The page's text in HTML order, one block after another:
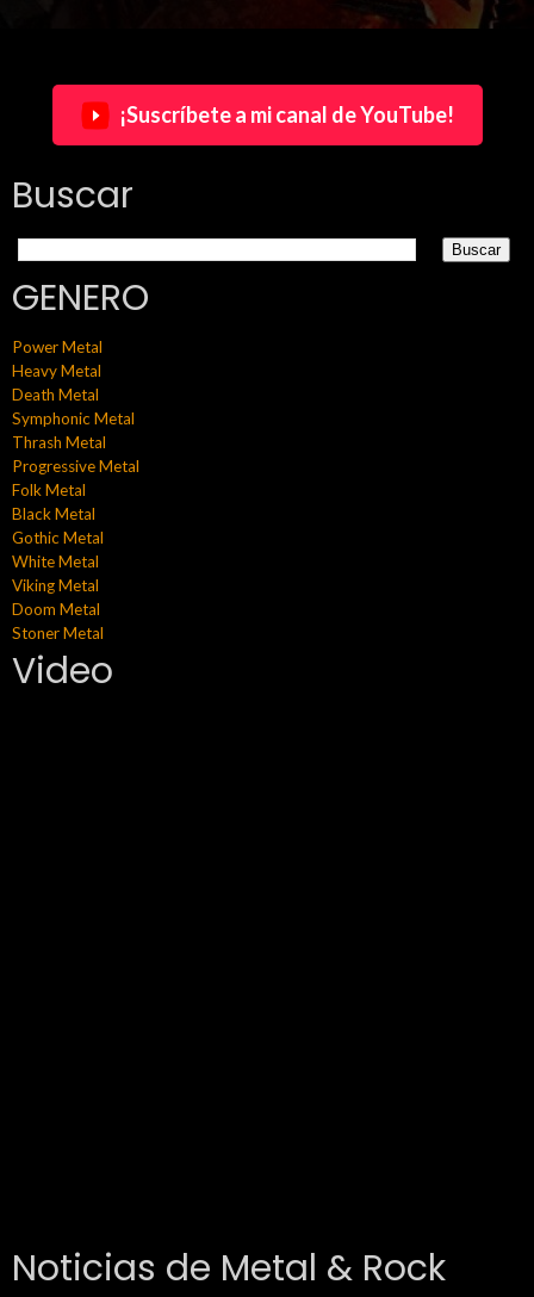
¡Suscríbete a mi canal de YouTube!
Buscar
GENERO
Power Metal
Heavy Metal
Death Metal
Symphonic Metal
Thrash Metal
Progressive Metal
Folk Metal
Black Metal
Gothic Metal
White Metal
Viking Metal
Doom Metal
Stoner Metal
Video
Noticias de Metal & Rock